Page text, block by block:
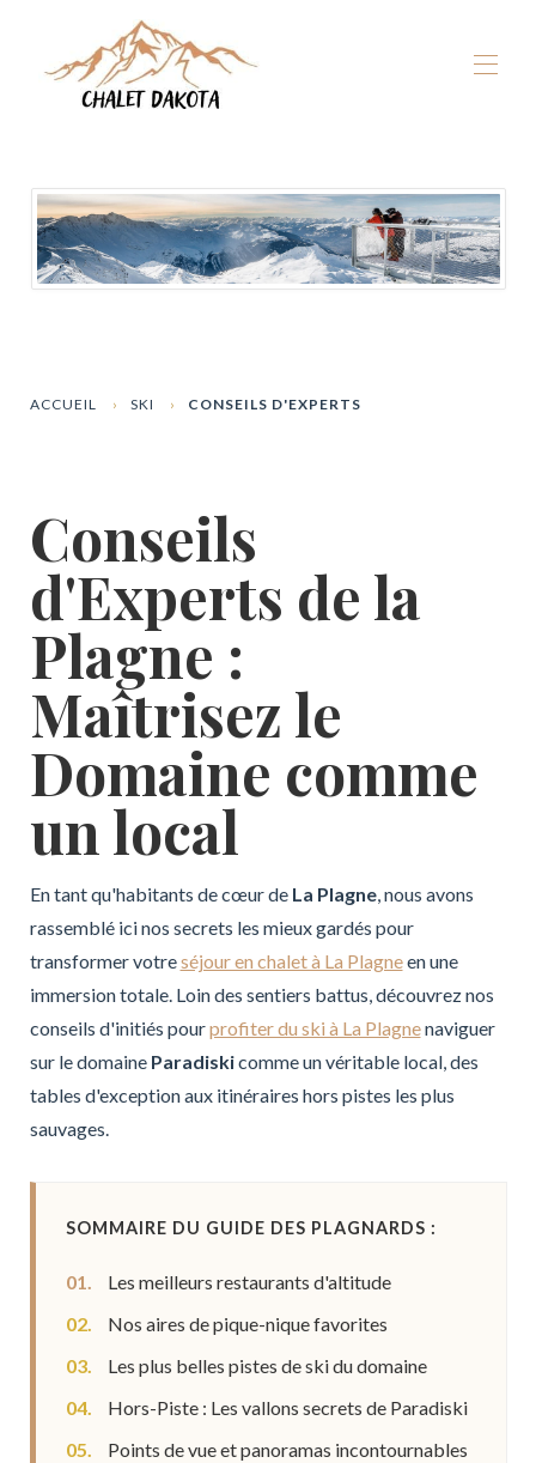
Nos chalets ▾
La Plagne ▾
Hiver ▾
ACCUEIL SKI CONSEILS D'EXPERTS
Conseils
d'Experts de la
Plagne :
Maîtrisez le
Domaine comme
un local
En tant qu'habitants de cœur de La Plagne, nous avons
rassemblé ici nos secrets les mieux gardés pour
transformer votreséjour en chalet à La Plagneen une
immersion totale. Loin des sentiers battus, découvrez nos
conseils d'initiés pourprofiter du ski à La Plagnenaviguer
sur le domaine Paradiskicomme un véritable local, des
tables d'exception aux itinéraires hors pistes les plus
sauvages.
SOMMAIRE DU GUIDE DES PLAGNARDS :
01.
Les meilleurs restaurants d'altitude
02.
Nos aires de pique-nique favorites
03.
Les plus belles pistes de ski du domaine
04.
Hors-Piste : Les vallons secrets de Paradiski
05.
Points de vue et panoramas incontournables